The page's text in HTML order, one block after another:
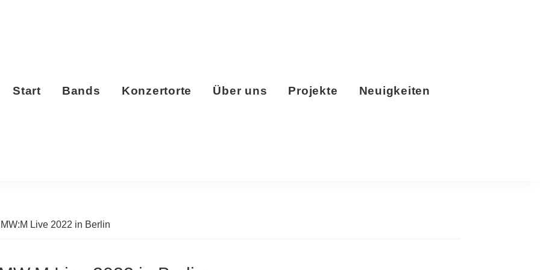
Start Bands Konzertorte Über uns Projekte Neuigkeiten
Live 2022 in Berlin